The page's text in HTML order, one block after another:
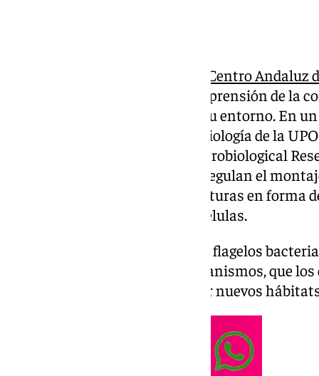
Centro Andaluz
ha dado un paso más en la comprensión de la
a las bacterias desplazarse en su entorno. En
investigador del Área de Microbiología de la
recientemente en la revista Microbiological
mecanismos moleculares que regulan el
flagelos, unas diminutas estructuras en forma
«motores eléctricos» en estas células.
Según ha informado la UPO, los flagelos
movilidad de muchos microorganismos, que
condiciones adversas y explorar nuevos